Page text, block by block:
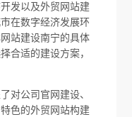
发以及外贸网站建
在数字经济发展环
站建设南宁的具体
合适的建设方案，
对公司官网建设、
色的外贸网站构建